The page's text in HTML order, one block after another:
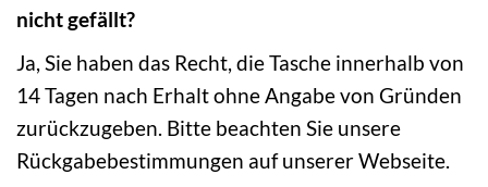
nicht gefällt?
Ja, Sie haben das Recht, die Tasche innerhalb von
14 Tagen nach Erhalt ohne Angabe von Gründen
zurückzugeben. Bitte beachten Sie unsere
Rückgabebestimmungen auf unserer Webseite.